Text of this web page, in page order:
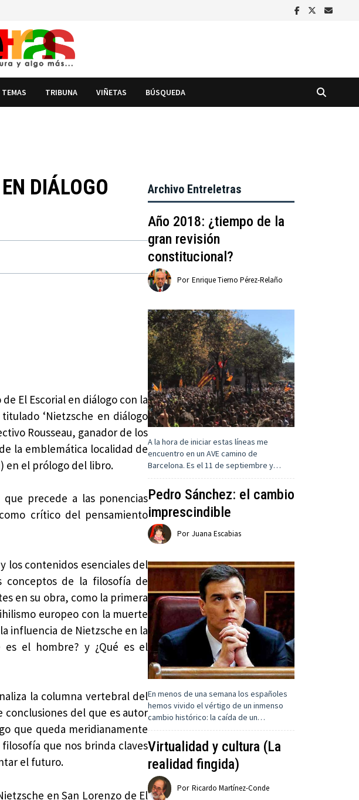
TEMAS TRIBUNA VIÑETAS BÚSQUEDA
DIÁLOGO
El Escorial en diálogo con la
‘Nietzsche en diálogo
Rousseau, ganador de los
la emblemática localidad de
en el prólogo del libro.
precede a las ponencias
crítico del pensamiento
los contenidos esenciales del
conceptos de la filosofía de
en su obra, como la primera
europeo con la muerte
influencia de Nietzsche en la
es el hombre? y ¿Qué es el
la columna vertebral del
del que es autor
que queda meridianamente
que nos brinda claves
el futuro.
en San Lorenzo de El
Archivo Entreletras
Año 2018: ¿tiempo de la
gran revisión
constitucional?
Por Enrique Tierno Pérez-Relaño
A la hora de iniciar estas líneas me
encuentro en un AVE camino de
Barcelona. Es el 11 de septiembre y…
Pedro Sánchez: el cambio
imprescindible
Por Juana Escabias
En menos de una semana los españoles
hemos vivido el vértigo de un inmenso
cambio histórico: la caída de un…
Virtualidad y cultura (La
realidad fingida)
Por Ricardo Martínez-Conde